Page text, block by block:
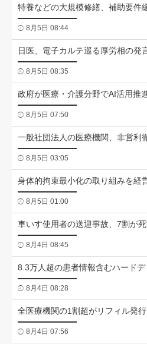
特養などの大規模修繕、補助要件
8月5日 08:44
日医、電子カルテ巡る厚労相の発
8月5日 08:35
政府が医療・介護分野でAI活用推
8月5日 07:50
一般社団法人の医療機関、非営利
8月5日 03:05
身体的拘束最小化の取り組みを経
8月5日 01:00
車いす使用者の送迎事故、7割が
8月4日 08:45
8.3万人超の患者情報含むハード
8月4日 08:28
全医療機関の1割超がリフィル発
8月4日 07:56